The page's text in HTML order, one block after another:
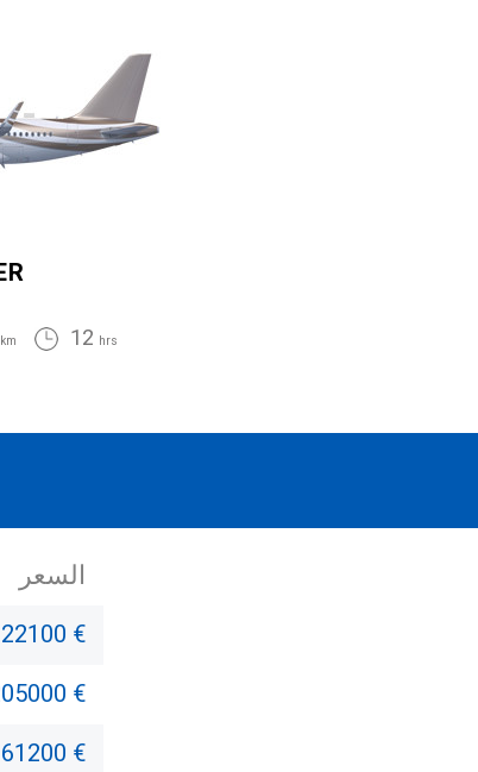
km 12 hrs
السعر
22100 €
€
61200 €